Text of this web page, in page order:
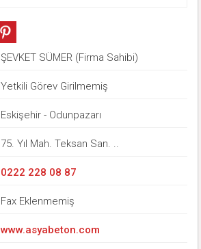
ŞEVKET SÜMER (Firma Sahibi)
Yetkili Görev Girilmemiş
Eskişehir - Odunpazarı
75. Yıl Mah. Teksan San. ..
0222 228 08 87
Fax Eklenmemiş
www.asyabeton.com